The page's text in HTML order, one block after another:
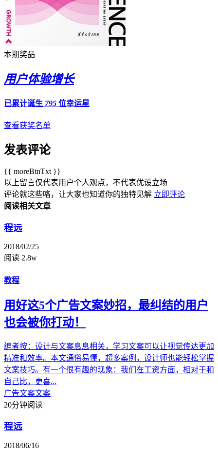
本期奖品
用户体验增长
已累计诞生 795 位幸运星
查看获奖名单
发表评论
{{ moreBtnTxt }}
以上留言仅代表用户个人观点，不代表优设立场
评论就这些咯，让大家也知道你的独特见解 立即评论
阅读相关文章
程远
2018/02/25
阅读 2.8w
教程
用好这5个广告文案妙招，最纠结的用户
也会被你打动！
编者按：设计与文案息息相关，学习文案可以让视觉传达更加
精准和效率。本文通俗易懂，超多案例，设计师也能轻松掌握
文案技巧。有一个很有趣的现象：我们在工资方面，相对于和
自己比，更喜...
广告文案文案
20分钟阅读
程远
2018/06/16